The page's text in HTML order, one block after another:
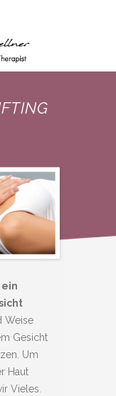
Weise
Gesicht
Um
Haut
Vieles.